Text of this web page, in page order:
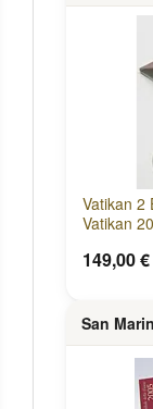
Vatikan 2
Vatikan
149,00 €
San